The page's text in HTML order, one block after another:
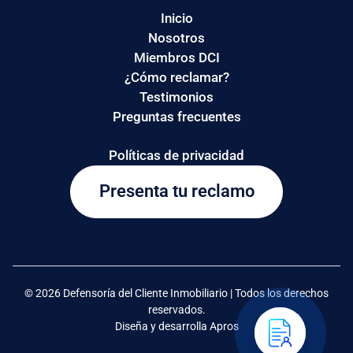
Presenta tu reclamo
Inicio
Nosotros
Miembros DCI
¿Cómo reclamar?
Testimonios
Preguntas frecuentes
Políticas de privacidad
© 2026 Defensoría del Cliente Inmobiliario | Todos los derechos
reservados.
Diseña y desarrolla Apros